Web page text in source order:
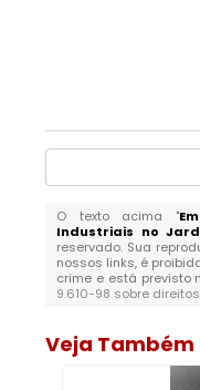
O texto acima "
Industriais no
reservado. Sua
nossos links, é
crime e está previsto
9.610-98 sobre
Veja Também